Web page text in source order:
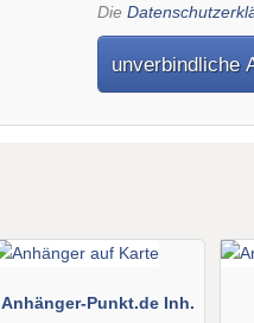
Die
unverbindliche
Anhänger-Punkt.de Inh.